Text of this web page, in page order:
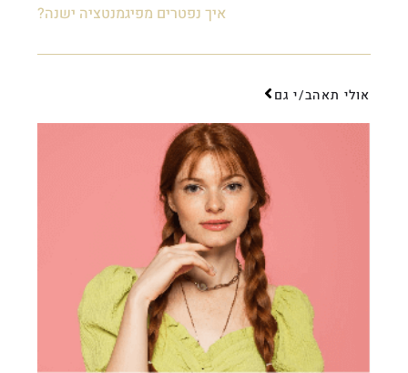
איך נפטרים מפיגמנטציה ישנה?
אולי תאהב/י גם